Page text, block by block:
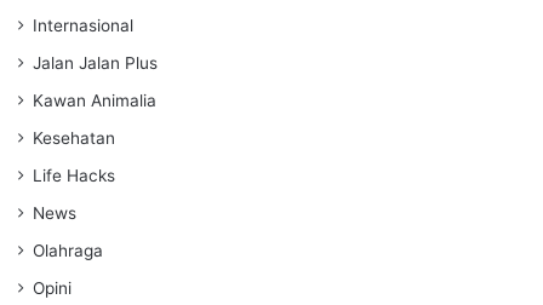
Internasional
Jalan Jalan Plus
Kawan Animalia
Kesehatan
Life Hacks
News
Olahraga
Opini